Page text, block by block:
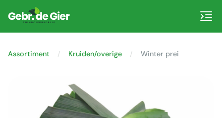
Assortiment Kruiden/overige Winter prei